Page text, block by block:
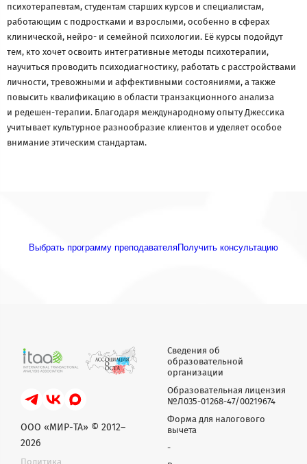
психотерапевтам, студентам старших курсов и специалистам,
работающим с подростками и взрослыми, особенно в сферах
клинической, нейро- и семейной психологии. Её курсы подойдут
тем, кто хочет освоить интегративные методы психотерапии,
научиться проводить психодиагностику, работать с расстройствами
личности, тревожными и аффективными состояниями, а также
повысить квалификацию в области транзакционного анализа
и редешен-терапии. Благодаря международному опыту Джессика
учитывает культурное разнообразие клиентов и уделяет особое
внимание этическим стандартам.
Выбрать программу преподавателяПолучить консультацию
ООО «МИР-ТА» © 2012–
2026
Политика
Сведения об
образовательной
организации
Образовательная лицензия
№Л035-01268-47/00219674
Форма для налогового
вычета
-